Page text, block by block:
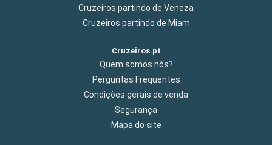
Cruzeiros partindo de Veneza
Cruzeiros partindo de Miam
Cruzeiros.pt
Quem somos nós?
Perguntas Frequentes
Condições gerais de venda
Segurança
Mapa do site